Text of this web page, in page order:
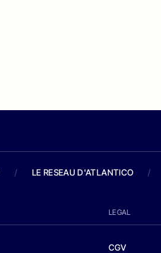
/ LE RESEAU D'ATLANTICO /
LEGAL
CGV